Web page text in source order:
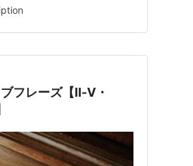
フレーズ【Ⅱ-Ⅴ・